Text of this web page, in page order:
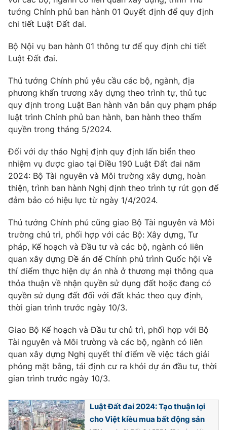
THỜI BÁO VTV
Cơ quan chủ quản:Đài Truyền hình Việt Nam
Cơ quan báo chí: Thời báo VTV
Giấy phép hoạt động báo in và báo điện tử số 483/GP-BTTTT
Tổng Biên tập:Vũ Thanh Thủy
Phó Tổng Biên tập:
Nguyễn Thị Mỹ Hạnh, Phạm Quốc Thắng,
Nguyễn Trọng Ninh
Tổng đài VTV: 024.38 355 931 - 024.38 355 932
Email:toasoan@vtv.vn
Liên hệ quảng cáo:024-7300.7108
® Cấm sao chép dưới mọi hình thức nếu không có sự chấp
thông tin từ website này.
tướng Chính phủ ban hành 01 Quyết định để quy định
chi tiết Luật Đất đai.
Bộ Nội vụ ban hành 01 thông tư để quy định chi tiết
Luật Đất đai.
Thủ tướng Chính phủ yêu cầu các bộ, ngành, địa
phương khẩn trương xây dựng theo trình tự, thủ tục
quy định trong Luật Ban hành văn bản quy phạm pháp
luật trình Chính phủ ban hành, ban hành theo thẩm
quyền trong tháng 5/2024.
Đối với dự thảo Nghị định quy định lấn biển theo
nhiệm vụ được giao tại Điều 190 Luật Đất đai năm
2024: Bộ Tài nguyên và Môi trường xây dựng, hoàn
thiện, trình ban hành Nghị định theo trình tự rút gọn để
đảm bảo có hiệu lực từ ngày 1/4/2024.
Thủ tướng Chính phủ cũng giao Bộ Tài nguyên và Môi
trường chủ trì, phối hợp với các Bộ: Xây dựng, Tư
pháp, Kế hoạch và Đầu tư và các bộ, ngành có liên
quan xây dựng Đề án để Chính phủ trình Quốc hội về
thí điểm thực hiện dự án nhà ở thương mại thông qua
thỏa thuận về nhận quyền sử dụng đất hoặc đang có
quyền sử dụng đất đối với đất khác theo quy định,
thời gian trình trước ngày 10/3.
Giao Bộ Kế hoạch và Đầu tư chủ trì, phối hợp với Bộ
Tài nguyên và Môi trường và các bộ, ngành có liên
quan xây dựng Nghị quyết thí điểm về việc tách giải
phóng mặt bằng, tái định cư ra khỏi dự án đầu tư, thời
gian trình trước ngày 10/3.
Luật Đất đai 2024: Tạo thuận lợi
cho Việt kiều mua bất động sản